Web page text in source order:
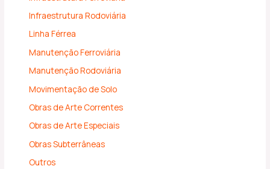
Infraestrutura Rodoviária
Linha Férrea
Manutenção Ferroviária
Manutenção Rodoviária
Movimentação de Solo
Obras de Arte Correntes
Obras de Arte Especiais
Obras Subterrâneas
Outros